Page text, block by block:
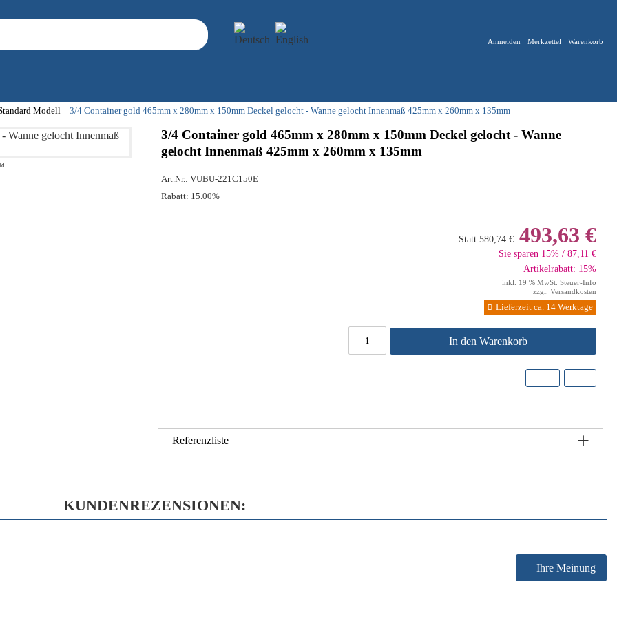
Anmelden Merkzettel Warenkorb
Modell 3/4 Container gold 465mm x 280mm x 150mm Deckel gelocht - Wanne gelocht Innenmaß 425mm x 260mm x 135mm
3/4 Container gold 465mm x 280mm x 150mm Deckel gelocht - Wanne
gelocht Innenmaß 425mm x 260mm x 135mm
Art.Nr.: VUBU-221C150E
Rabatt: 15.00%
Statt 580,74 € 493,63 €
Sie sparen 15% / 87,11 €
Artikelrabatt: 15%
inkl. 19 % MwSt. Steuer-Info
zzgl. Versandkosten
Lieferzeit ca. 14 Werktage
In den Warenkorb
Referenzliste
KUNDENREZENSIONEN:
Ihre Meinung